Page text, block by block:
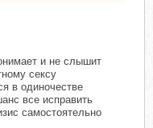
и не слышит
сексу
в одиночестве
все исправить
самостоятельно